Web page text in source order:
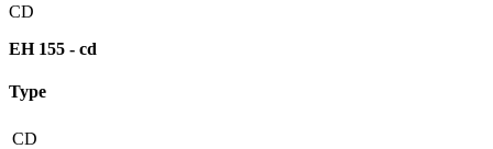
CD
EH 155 - cd
Type
CD